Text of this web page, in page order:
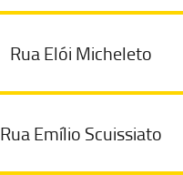
Rua Elói Micheleto
Rua Emílio Scuissiato